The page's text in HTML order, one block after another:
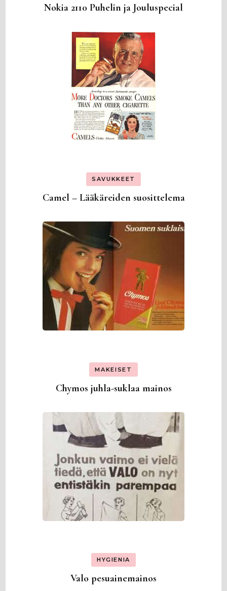
Nokia 2110 Puhelin ja Jouluspecial
SAVUKKEET
Camel – Lääkäreiden suosittelema
MAKEISET
Chymos juhla-suklaa mainos
HYGIENIA
Valo pesuainemainos